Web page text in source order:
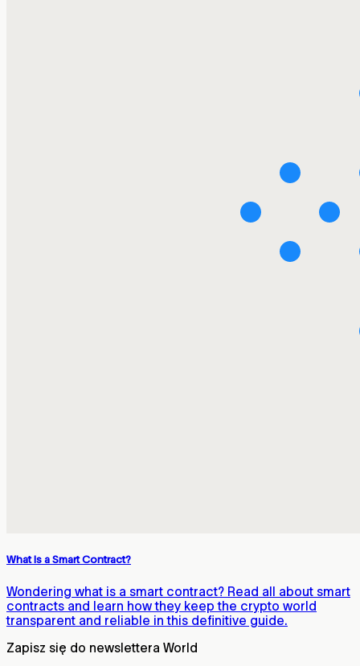
What Is a Smart Contract?
Wondering what is a smart contract? Read all about smart
contracts and learn how they keep the crypto world
transparent and reliable in this definitive guide.
Zapisz się do newslettera World